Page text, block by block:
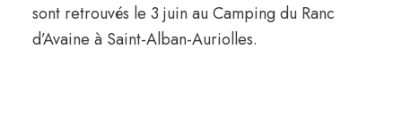
sont retrouvés le 3 juin au Camping du Ranc
d’Avaine à Saint-Alban-Auriolles.